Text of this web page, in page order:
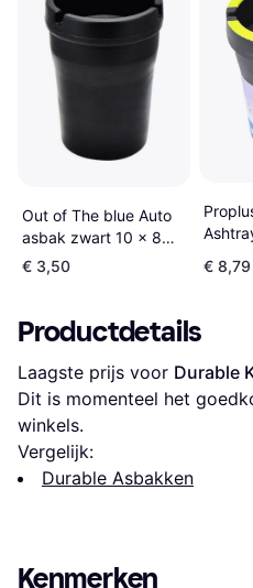
Out of The blue Auto
asbak zwart 10 x 8
cm
€ 3,50
€ 8,79
Productdetails
Laagste prijs voor Durable
Dit is momenteel het
winkels.
Vergelijk:
Durable Asbakken
Kenmerken